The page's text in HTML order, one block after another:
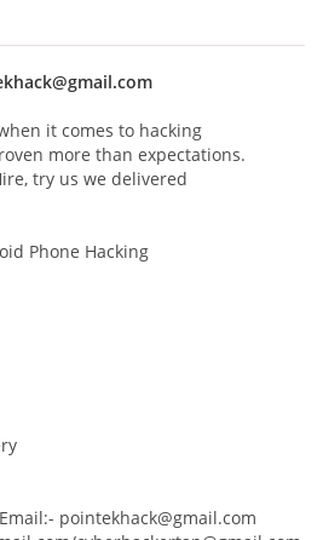
it comes to hacking
more than expectations.
try us we delivered
Phone Hacking
pointekhack@gmail.com